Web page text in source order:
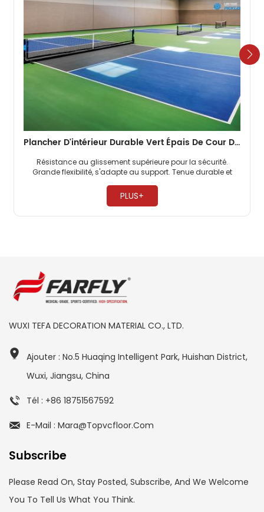
Plancher D'intérieur Durable Vert Épais De Cour De Pickleball De 4,5 Mm
Résistance au glissement supérieure pour la sécurité.
Grande flexibilité, s'adapte au support. Tenue durable et
PLUS+
WUXI TEFA DECORATION MATERIAL CO., LTD.
Ajouter : No.5 Huaqing Intelligent Park, Huishan District,
Wuxi, Jiangsu, China
Tél : +86 18751567592
E-Mail : Mara@topvcfloor.com
Subscribe
Please Read On, Stay Posted, Subscribe, And We Welcome
You To Tell Us What You Think.